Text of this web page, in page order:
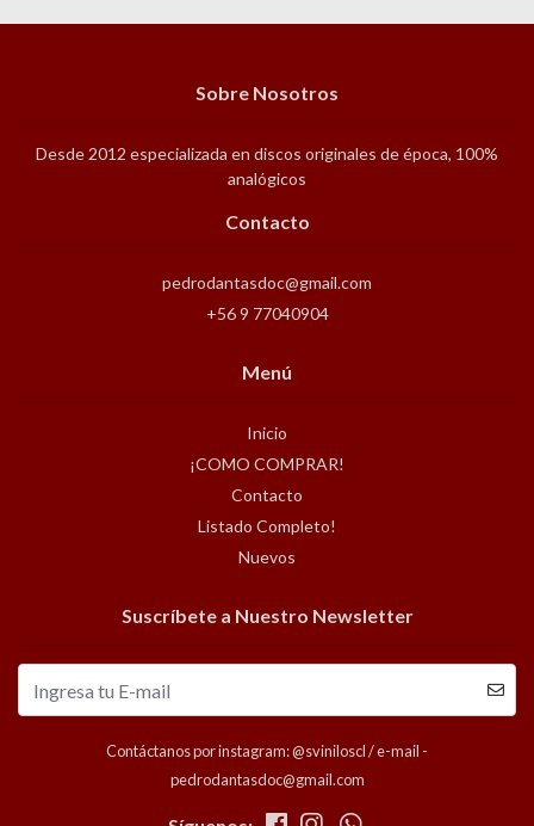
Sobre Nosotros
Desde 2012 especializada en discos originales de época, 100%
analógicos
Contacto
pedrodantasdoc@gmail.com
+56 9 77040904
Menú
Inicio
¡COMO COMPRAR!
Contacto
Listado Completo!
Nuevos
Suscríbete a Nuestro Newsletter
Contáctanos por instagram: @sviniloscl / e-mail -
pedrodantasdoc@gmail.com